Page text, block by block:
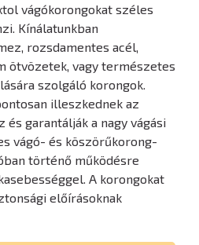
vágókorongokat széles
Kínálatunkban
rozsdamentes acél,
ötvözetek, vagy természetes
szolgáló korongok.
illeszkednek az
és garantálják a nagy vágási
vágó- és köszörűkorong-
történő működésre
A korongokat
előírásoknak